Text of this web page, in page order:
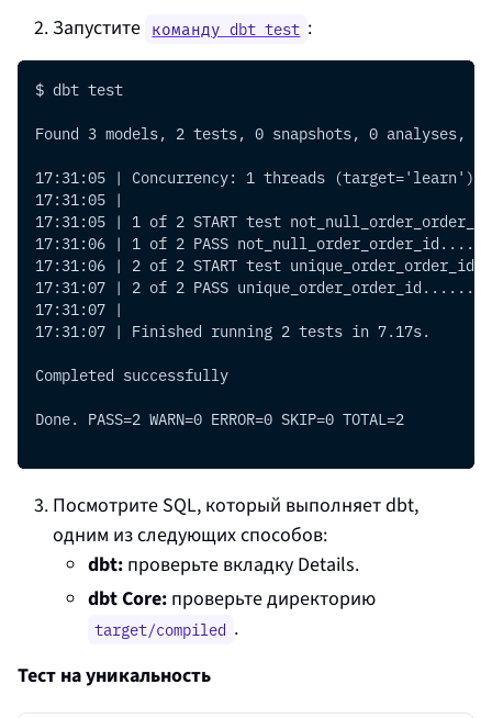
Запустите команду dbt test :
$ dbt test
Found 3 models, 2 tests, 0 snapshots, 0 analyses,
17:31:05 | Concurrency: 1 threads (target='learn')
17:31:05 |
17:31:05 | 1 of 2 START test
17:31:06 | 1 of 2 PASS
17:31:06 | 2 of 2 START test
17:31:07 | 2 of 2 PASS
17:31:07 |
17:31:07 | Finished running 2 tests in 7.17s.
Completed successfully
Done. PASS=2 WARN=0 ERROR=0 SKIP=0 TOTAL=2
Посмотрите SQL, который выполняет dbt,
одним из следующих способов:
dbt: проверьте вкладку Details.
dbt Core: проверьте директорию
target/compiled .
Тест на уникальность